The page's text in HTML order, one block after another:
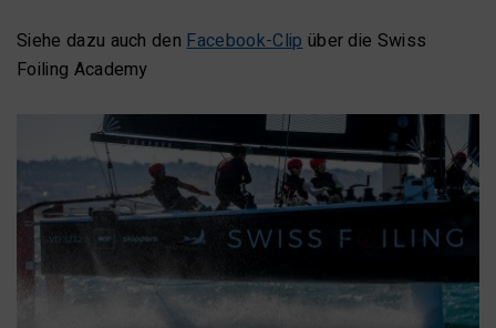
Siehe dazu auch den Facebook-Clip über die Swiss
Foiling Academy